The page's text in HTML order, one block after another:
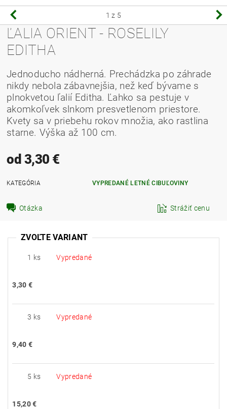
1 z 5
ĽALIA ORIENT - ROSELILY
EDITHA
Jednoducho nádherná. Prechádzka po záhrade
nikdy nebola zábavnejšia, než keď bývame s
plnokvetou ľalií Editha. Ľahko sa pestuje v
akomkoľvek slnkom presvetlenom priestore.
Kvety sa v priebehu rokov množia, ako rastlina
starne. Výška až 100 cm.
od 3,30 €
KATEGÓRIA VYPREDANÉ LETNÉ CIBUĽOVINY
Otázka Strážiť cenu
ZVOĽTE VARIANT
1 ks Vypredané
3,30 €
3 ks Vypredané
9,40 €
5 ks Vypredané
15,20 €